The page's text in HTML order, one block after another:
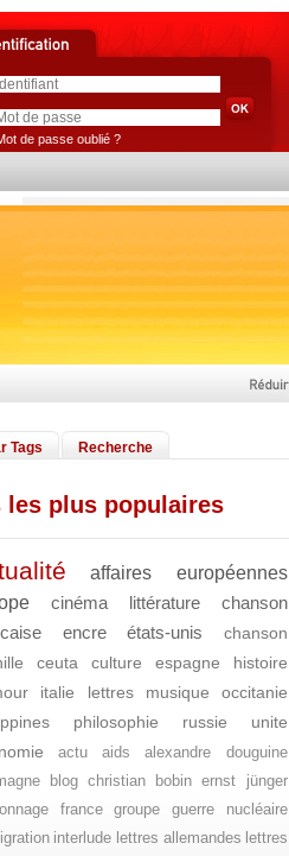
de passe oublié ?
Tags Recherche
les plus populaires
affaires européennes
cinéma littérature
chanson
encre états-unis
chanson
ceuta culture espagne
histoire
italie lettres musique
occitanie
philosophie russie
unite
actu aids
alexandre douguine
blog christian bobin ernst jünger
france groupe
guerre nucléaire
interlude lettres allemandes lettres